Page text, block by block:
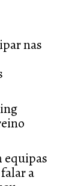
nas
equipas
a